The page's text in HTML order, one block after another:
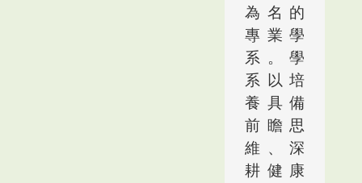
為名的
專業學
系。學
系以培
養具備
前瞻思
維、深
耕健康